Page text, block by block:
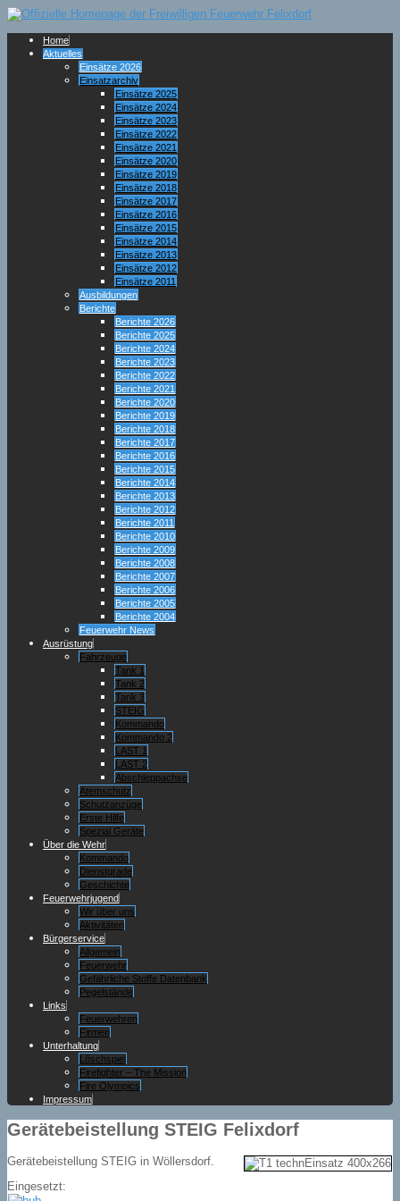
Home
Aktuelles
Einsätze 2026
Einsatzarchiv
Einsätze 2025
Einsätze 2024
Einsätze 2023
Einsätze 2022
Einsätze 2021
Einsätze 2020
Einsätze 2019
Einsätze 2018
Einsätze 2017
Einsätze 2016
Einsätze 2015
Einsätze 2014
Einsätze 2013
Einsätze 2012
Einsätze 2011
Ausbildungen
Berichte
Berichte 2026
Berichte 2025
Berichte 2024
Berichte 2023
Berichte 2022
Berichte 2021
Berichte 2020
Berichte 2019
Berichte 2018
Berichte 2017
Berichte 2016
Berichte 2015
Berichte 2014
Berichte 2013
Berichte 2012
Berichte 2011
Berichte 2010
Berichte 2009
Berichte 2008
Berichte 2007
Berichte 2006
Berichte 2005
Berichte 2004
Feuerwehr News
Ausrüstung
Fahrzeuge
Tank 1
Tank 2
Tank 3
STEIG
Kommando
Kommando 2
LAST 1
LAST 2
Abschleppachse
Atemschutz
Schutzanzüge
Erste Hilfe
Spezial Geräte
Über die Wehr
Kommando
Dienstgrade
Geschichte
Feuerwehrjugend
Wir über uns
Aktivitäten
Bürgerservice
Allgemein
Feuerwehr
Gefährliche Stoffe Datenbank
Pegelstände
Links
Feuerwehren
Firmen
Unterhaltung
Löschspiel
Firefighter – The Mission
Fire Olympics
Impressum
Gerätebeistellung STEIG Felixdorf
Gerätebeistellung STEIG in Wöllersdorf.
Eingesetzt: